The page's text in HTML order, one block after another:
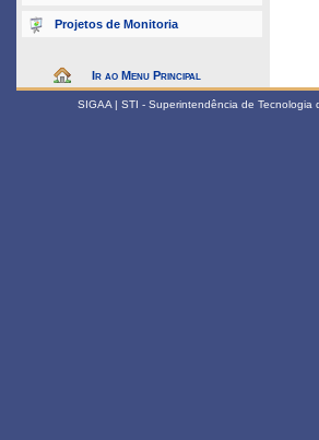
Projetos de Monitoria
Ir ao Menu Principal
SIGAA | STI - Superintendência de